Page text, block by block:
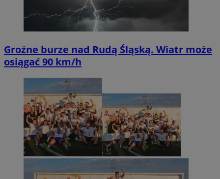
Groźne burze nad Rudą Śląską. Wiatr może
osiągać 90 km/h